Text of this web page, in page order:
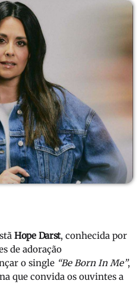
Hope Darst, conhecida por
de adoração
o single “Be Born In Me”,
que convida os ouvintes a